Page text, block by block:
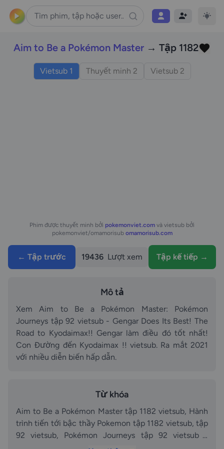
Aim to Be a Pokémon Master → Tập 1182
Vietsub 1 Thuyết minh 2 Vietsub 2
Phim được thuyết minh bởi pokemonviet.com và vietsub bởi
pokemonviet/omamorisub omamorisub.com
← Tập trước 19436 Lượt xem Tập kế tiếp →
Mô tả
Xem Aim to Be a Pokémon Master: Pokémon
Journeys tập 92 vietsub - Gengar Does Its Best! The
Road to Kyodaimax!! Gengar làm điều đó tốt nhất!
Con Đường đến Kyodaimax !! vietsub. Ra mắt 2021
với nhiều diễn biến hấp dẫn.
Từ khóa
Aim to Be a Pokémon Master tập 1182 vietsub, Hành
trình tiến tới bậc thầy Pokemon tập 1182 vietsub, tập
92 vietsub, Pokémon Journeys tập 92 vietsub -